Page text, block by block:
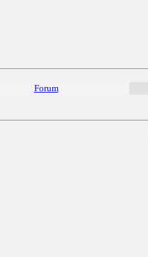
Forum